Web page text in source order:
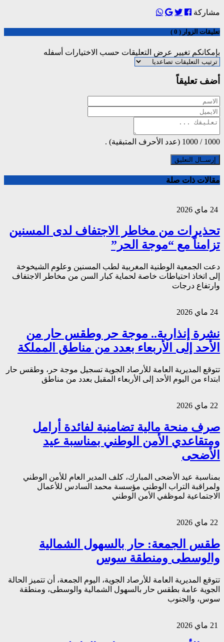
مشاركة
تعليقات الزوار ( 0 )
بإمكانكم تغيير عرض التعليقات حسب الاختيارات أسفله
أضف تعليقاً
1000
/
1000 (عدد الأحرف المتبقية) .
مقالات ذات صلة
تحذيرات من مخاطر الاجتفاف لدى المسنين
تزامناً مع “موجة الحر”
دعت الجمعية الوطنية المغربية لطب المسنين وعلوم الشيخوخة
إلى اتخاذ احتياطات خاصة لحماية كبار السن من مخاطر الاجتفاف
وارتفاع درجات
نشرة إنذارية.. موجة حر وطقس حار من
الأحد إلى الأربعاء بعدد من مناطق المملكة
تتوقع المديرية العامة للأرصاد الجوية تسجيل موجة حر، وطقس حار
ابتداء من اليوم الأحد إلى الأربعاء المقبل بعدد من مناطق
صرف منحة مالية تضامنية لفائدة أرامل
ومتقاعدي الأمن الوطني بمناسبة عيد
الأضحى
بمناسبة عيد الأضحى المبارك، كلف المدير العام للأمن الوطني
ولمراقبة التراب الوطني مؤسسة محمد السادس للأعمال
الاجتماعية لموظفي الأمن الوطني
طقس الجمعة: حار بالسهول الشمالية
والوسطى ومنطقة سوس
تتوقع المديرية العامة للأرصاد الجوية، اليوم الجمعة، أن تتميز الحالة
الجوية عامة بطقس حار بالسهول الشمالية والوسطى، ومنطقة
سوس، والجنوب